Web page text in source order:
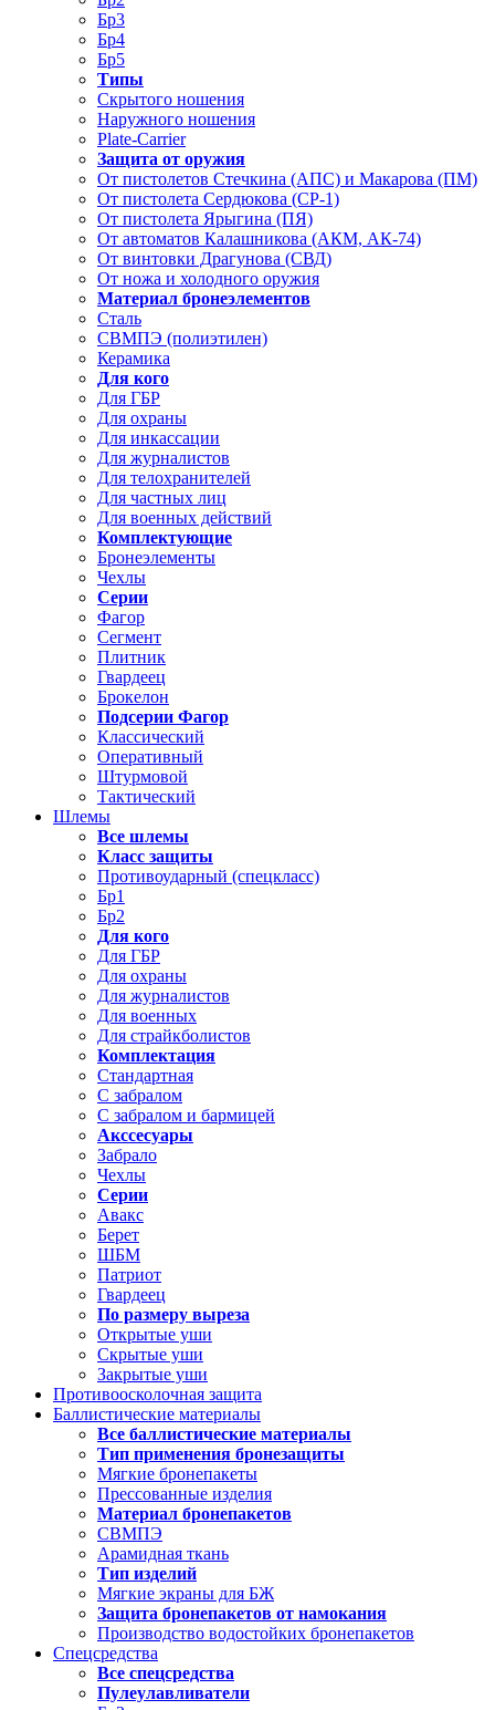
Бр3
Бр4
Бр5
Типы
Скрытого ношения
Наружного ношения
Plate-Carrier
Защита от оружия
От пистолетов Стечкина (АПС) и Макарова (ПМ)
От пистолета Сердюкова (СР-1)
От пистолета Ярыгина (ПЯ)
От автоматов Калашникова (АКМ, АК-74)
От винтовки Драгунова (СВД)
От ножа и холодного оружия
Материал бронеэлементов
Сталь
СВМПЭ (полиэтилен)
Керамика
Для кого
Для ГБР
Для охраны
Для инкассации
Для журналистов
Для телохранителей
Для частных лиц
Для военных действий
Комплектующие
Бронеэлементы
Чехлы
Серии
Фагор
Сегмент
Плитник
Гвардеец
Брокелон
Подсерии Фагор
Классический
Оперативный
Штурмовой
Тактический
Шлемы
Все шлемы
Класс защиты
Противоударный (спецкласс)
Бр1
Бр2
Для кого
Для ГБР
Для охраны
Для журналистов
Для военных
Для страйкболистов
Комплектация
Стандартная
С забралом
С забралом и бармицей
Акссесуары
Забрало
Чехлы
Серии
Авакс
Берет
ШБМ
Патриот
Гвардеец
По размеру выреза
Открытые уши
Скрытые уши
Закрытые уши
Противоосколочная защита
Баллистические материалы
Все баллистические материалы
Тип применения бронезащиты
Мягкие бронепакеты
Прессованные изделия
Материал бронепакетов
СВМПЭ
Арамидная ткань
Тип изделий
Мягкие экраны для БЖ
Защита бронепакетов от намокания
Производство водостойких бронепакетов
Спецсредства
Все спецсредства
Пулеулавливатели